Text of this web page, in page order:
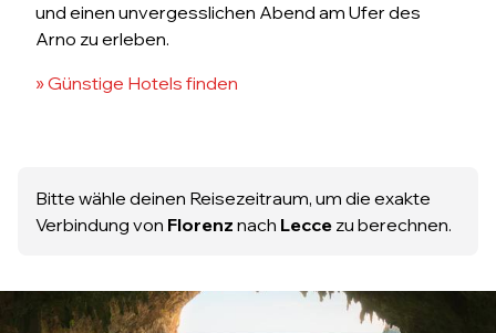
und einen unvergesslichen Abend am Ufer des
Arno zu erleben.
» Günstige Hotels finden
Bitte wähle deinen Reisezeitraum, um die exakte
Verbindung von Florenz nach Lecce zu berechnen.